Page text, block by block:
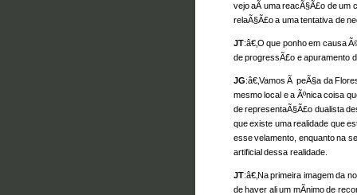
vejo aÃ­ uma reacÃ§Ã£o de um
relaÃ§Ã£o a uma tentativa de
JT:â€‚O que ponho em causa
de progressÃ£o e apuramento
JG:â€‚Vamos Ã peÃ§a da
mesmo local e a Ãºnica coisa
de representaÃ§Ã£o dualista
que existe uma realidade que
esse velamento, enquanto na
artificial dessa realidade.
JT:â€‚Na primeira imagem da
de haver ali um mÃ­nimo de